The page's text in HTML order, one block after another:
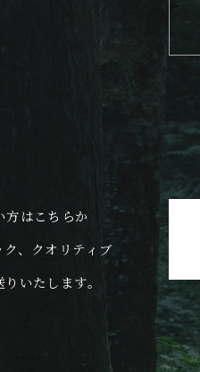
方はこちらか
、クオリティブ
いたします。